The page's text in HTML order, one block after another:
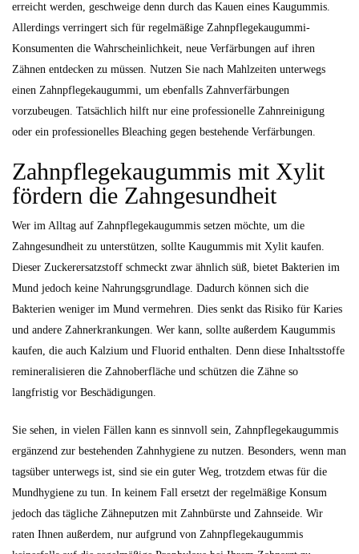
erreicht werden, geschweige denn durch das Kauen eines Kaugummis.
Allerdings verringert sich für regelmäßige Zahnpflegekaugummi-
Konsumenten die Wahrscheinlichkeit, neue Verfärbungen auf ihren
Zähnen entdecken zu müssen. Nutzen Sie nach Mahlzeiten unterwegs
einen Zahnpflegekaugummi, um ebenfalls Zahnverfärbungen
vorzubeugen. Tatsächlich hilft nur eine professionelle Zahnreinigung
oder ein professionelles Bleaching gegen bestehende Verfärbungen.
Zahnpflegekaugummis mit Xylit
fördern die Zahngesundheit
Wer im Alltag auf Zahnpflegekaugummis setzen möchte, um die
Zahngesundheit zu unterstützen, sollte Kaugummis mit Xylit kaufen.
Dieser Zuckerersatzstoff schmeckt zwar ähnlich süß, bietet Bakterien im
Mund jedoch keine Nahrungsgrundlage. Dadurch können sich die
Bakterien weniger im Mund vermehren. Dies senkt das Risiko für Karies
und andere Zahnerkrankungen. Wer kann, sollte außerdem Kaugummis
kaufen, die auch Kalzium und Fluorid enthalten. Denn diese Inhaltsstoffe
remineralisieren die Zahnoberfläche und schützen die Zähne so
langfristig vor Beschädigungen.
Sie sehen, in vielen Fällen kann es sinnvoll sein, Zahnpflegekaugummis
ergänzend zur bestehenden Zahnhygiene zu nutzen. Besonders, wenn man
tagsüber unterwegs ist, sind sie ein guter Weg, trotzdem etwas für die
Mundhygiene zu tun. In keinem Fall ersetzt der regelmäßige Konsum
jedoch das tägliche Zähneputzen mit Zahnbürste und Zahnseide. Wir
raten Ihnen außerdem, nur aufgrund von Zahnpflegekaugummis